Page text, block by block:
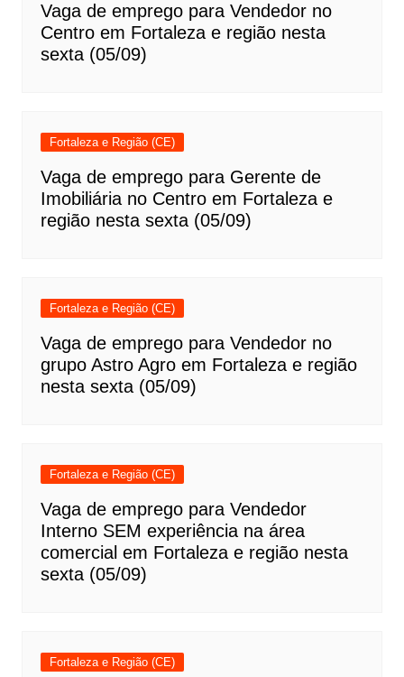
Vaga de emprego para Vendedor no
Centro em Fortaleza e região nesta
sexta (05/09)
Fortaleza e Região (CE)
Vaga de emprego para Gerente de
Imobiliária no Centro em Fortaleza e
região nesta sexta (05/09)
Fortaleza e Região (CE)
Vaga de emprego para Vendedor no
grupo Astro Agro em Fortaleza e região
nesta sexta (05/09)
Fortaleza e Região (CE)
Vaga de emprego para Vendedor
Interno SEM experiência na área
comercial em Fortaleza e região nesta
sexta (05/09)
Fortaleza e Região (CE)